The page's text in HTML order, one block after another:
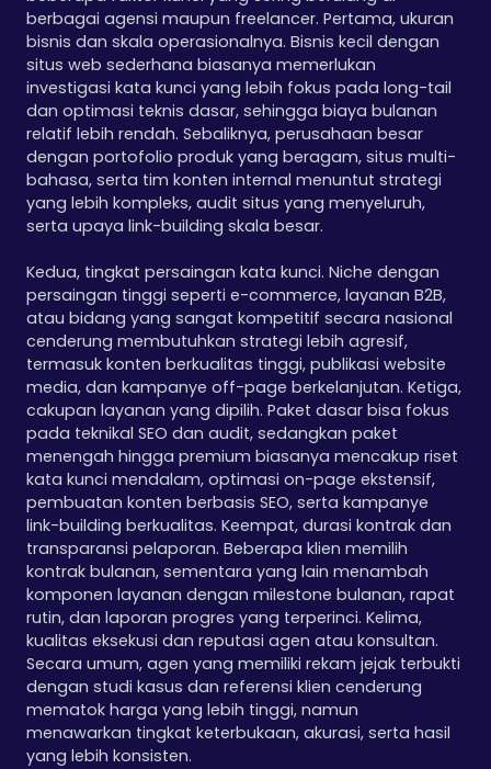
berbagai agensi maupun freelancer. Pertama, ukuran
bisnis dan skala operasionalnya. Bisnis kecil dengan
situs web sederhana biasanya memerlukan
investigasi kata kunci yang lebih fokus pada long-tail
dan optimasi teknis dasar, sehingga biaya bulanan
relatif lebih rendah. Sebaliknya, perusahaan besar
dengan portofolio produk yang beragam, situs multi-
bahasa, serta tim konten internal menuntut strategi
yang lebih kompleks, audit situs yang menyeluruh,
serta upaya link-building skala besar.
Kedua, tingkat persaingan kata kunci. Niche dengan
persaingan tinggi seperti e-commerce, layanan B2B,
atau bidang yang sangat kompetitif secara nasional
cenderung membutuhkan strategi lebih agresif,
termasuk konten berkualitas tinggi, publikasi website
media, dan kampanye off-page berkelanjutan. Ketiga,
cakupan layanan yang dipilih. Paket dasar bisa fokus
pada teknikal SEO dan audit, sedangkan paket
menengah hingga premium biasanya mencakup riset
kata kunci mendalam, optimasi on-page ekstensif,
pembuatan konten berbasis SEO, serta kampanye
link-building berkualitas. Keempat, durasi kontrak dan
transparansi pelaporan. Beberapa klien memilih
kontrak bulanan, sementara yang lain menambah
komponen layanan dengan milestone bulanan, rapat
rutin, dan laporan progres yang terperinci. Kelima,
kualitas eksekusi dan reputasi agen atau konsultan.
Secara umum, agen yang memiliki rekam jejak terbukti
dengan studi kasus dan referensi klien cenderung
mematok harga yang lebih tinggi, namun
menawarkan tingkat keterbukaan, akurasi, serta hasil
yang lebih konsisten.